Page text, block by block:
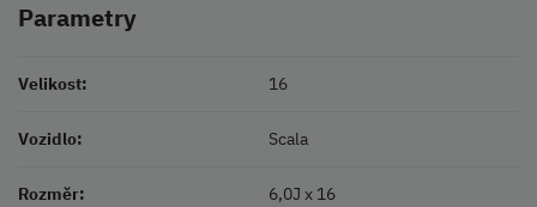
Parametry
Velikost: 16
Vozidlo: Scala
Rozměr: 6,0J x 16